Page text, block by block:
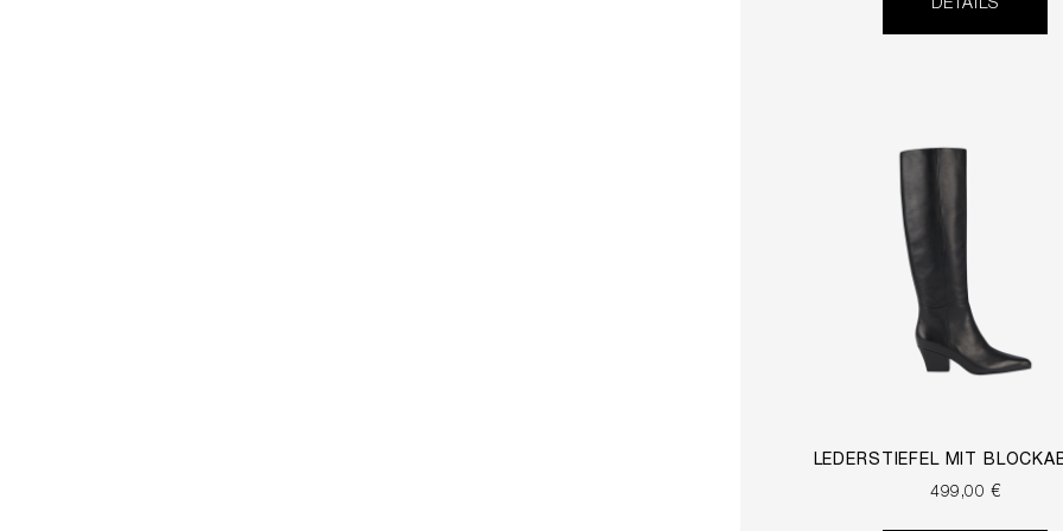
DETAILS
LEDERSTIEFEL MIT
499,00 €